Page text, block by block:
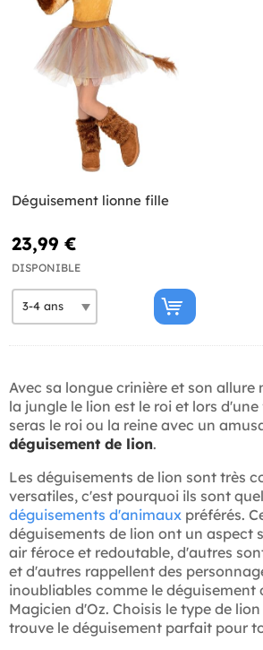
Déguisement lionne fille
23,99 €
DISPONIBLE
Avec sa longue crinière et son allure
la jungle le lion est le roi et lors
seras le roi ou la reine avec un
déguisement de lion.
Les déguisements de lion sont très
versatiles, c'est pourquoi ils sont
déguisements d'animaux préférés.
déguisements de lion ont un aspect
air féroce et redoutable, d'autres
et d'autres rappellent des
inoubliables comme le déguisement
Magicien d'Oz. Choisis le type de
trouve le déguisement parfait pour